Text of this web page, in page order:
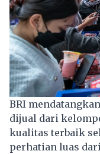
BRI
dijual dari
kualitas terbaik
perhatian luas